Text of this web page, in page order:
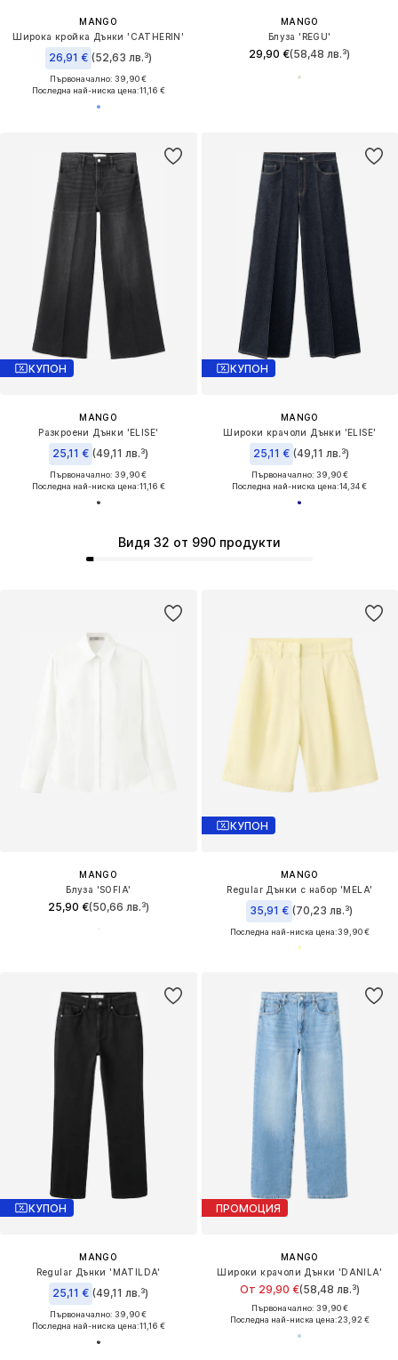
MANGO
Широка кройка Дънки 'CATHERIN'
26,91 € (52,63 лв.³)
Първоначално: 39,90 €
Последна най-ниска цена:11,16 €
MANGO
Блуза 'REGU'
29,90 €(58,48 лв.³)
КУПОН
MANGO
Разкроени Дънки 'ELISE'
25,11 € (49,11 лв.³)
Първоначално: 39,90 €
Последна най-ниска цена:11,16 €
КУПОН
MANGO
Широки крачоли Дънки 'ELISE'
25,11 € (49,11 лв.³)
Първоначално: 39,90 €
Последна най-ниска цена:14,34 €
Видя 32 от 990 продукти
MANGO
Блуза 'SOFIA'
25,90 €(50,66 лв.³)
КУПОН
MANGO
Regular Дънки с набор 'MELA'
35,91 € (70,23 лв.³)
Последна най-ниска цена:39,90 €
КУПОН
MANGO
Regular Дънки 'MATILDA'
25,11 € (49,11 лв.³)
Първоначално: 39,90 €
Последна най-ниска цена:11,16 €
ПРОМОЦИЯ
MANGO
Широки крачоли Дънки 'DANILA'
От 29,90 €(58,48 лв.³)
Първоначално: 39,90 €
Последна най-ниска цена:23,92 €